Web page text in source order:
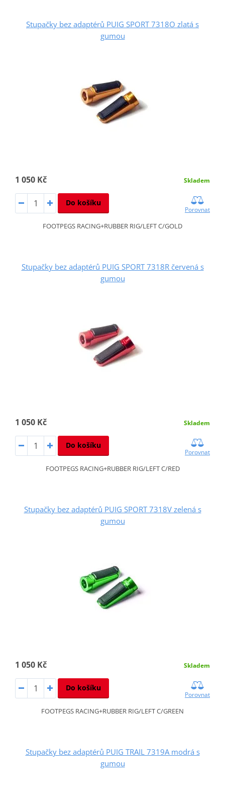
Stupačky bez adaptérů PUIG SPORT 7318O zlatá s
gumou
1 050 Kč Skladem
Do košíku
Porovnat
FOOTPEGS RACING+RUBBER RIG/LEFT C/GOLD
Stupačky bez adaptérů PUIG SPORT 7318R červená s
gumou
1 050 Kč Skladem
Do košíku
Porovnat
FOOTPEGS RACING+RUBBER RIG/LEFT C/RED
Stupačky bez adaptérů PUIG SPORT 7318V zelená s
gumou
1 050 Kč Skladem
Do košíku
Porovnat
FOOTPEGS RACING+RUBBER RIG/LEFT C/GREEN
Stupačky bez adaptérů PUIG TRAIL 7319A modrá s
gumou